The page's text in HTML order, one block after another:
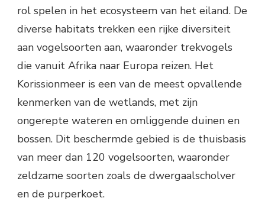
rol spelen in het ecosysteem van het eiland. De
diverse habitats trekken een rijke diversiteit
aan vogelsoorten aan, waaronder trekvogels
die vanuit Afrika naar Europa reizen. Het
Korissionmeer is een van de meest opvallende
kenmerken van de wetlands, met zijn
ongerepte wateren en omliggende duinen en
bossen. Dit beschermde gebied is de thuisbasis
van meer dan 120 vogelsoorten, waaronder
zeldzame soorten zoals de dwergaalscholver
en de purperkoet.